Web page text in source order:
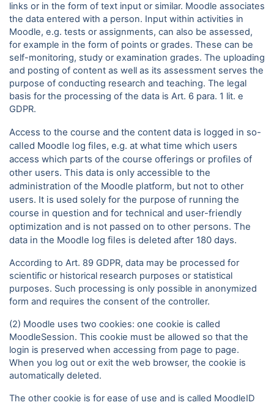
links or in the form of text input or similar. Moodle associates
the data entered with a person. Input within activities in
Moodle, e.g. tests or assignments, can also be assessed,
for example in the form of points or grades. These can be
self-monitoring, study or examination grades. The uploading
and posting of content as well as its assessment serves the
purpose of conducting research and teaching. The legal
basis for the processing of the data is Art. 6 para. 1 lit. e
GDPR.
Access to the course and the content data is logged in so-
called Moodle log files, e.g. at what time which users
access which parts of the course offerings or profiles of
other users. This data is only accessible to the
administration of the Moodle platform, but not to other
users. It is used solely for the purpose of running the
course in question and for technical and user-friendly
optimization and is not passed on to other persons. The
data in the Moodle log files is deleted after 180 days.
According to Art. 89 GDPR, data may be processed for
scientific or historical research purposes or statistical
purposes. Such processing is only possible in anonymized
form and requires the consent of the controller.
(2) Moodle uses two cookies: one cookie is called
MoodleSession. This cookie must be allowed so that the
login is preserved when accessing from page to page.
When you log out or exit the web browser, the cookie is
automatically deleted.
The other cookie is for ease of use and is called MoodleID